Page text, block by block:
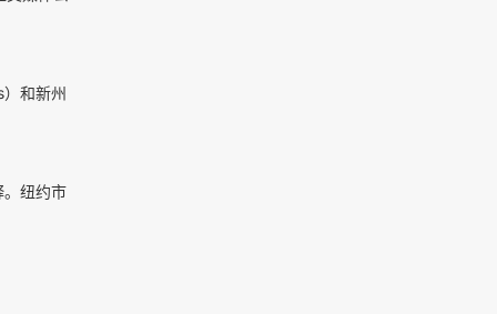
和新州
。纽约市